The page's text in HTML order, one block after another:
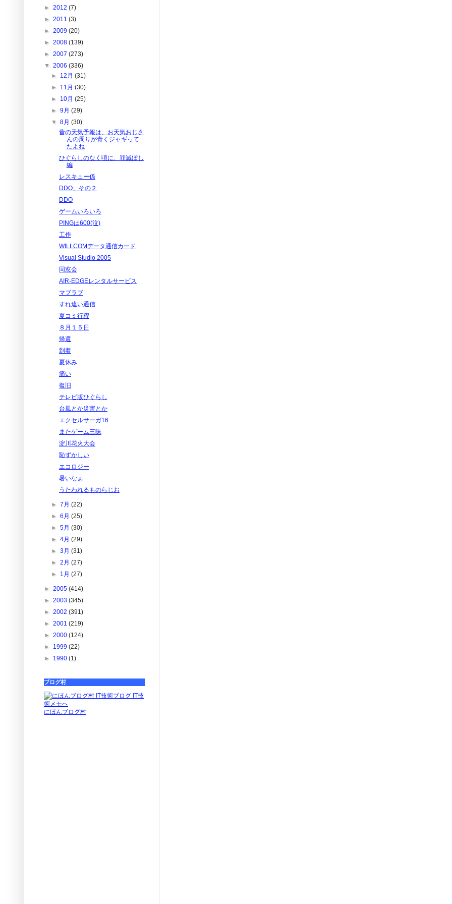
► 2012 (7)
► 2011 (3)
► 2009 (20)
► 2008 (139)
► 2007 (273)
▼ 2006 (336)
► 12月(31)
► 11月(30)
► 10月(25)
►9月(29)
▼8月(30)
昔の天気予報は、お天気おじさ
んの周りが青くジャギって
たよね
ひぐらしのなく頃に、罪滅ぼし
編
レスキュー係
DDO、その２
DDO
ゲームいろいろ
PINGは600(泣)
工作
WILLCOMデータ通信カード
Visual Studio 2005
同窓会
AIR-EDGEレンタルサービス
マブラブ
すれ違い通信
夏コミ行程
８月１５日
帰還
到着
夏休み
痛い
復旧
テレビ版ひぐらし
台風とか災害とか
エクセルサーガ16
またゲーム三昧
淀川花火大会
恥ずかしい
エコロジー
暑いなぁ
うたわれるものらじお
►7月(22)
►6月(25)
►5月(30)
►4月(29)
►3月(31)
►2月(27)
► 1月(27)
► 2005 (414)
► 2003 (345)
► 2002 (391)
► 2001 (219)
► 2000 (124)
► 1999 (22)
► 1990 (1)
ブログ村
にほんブログ村